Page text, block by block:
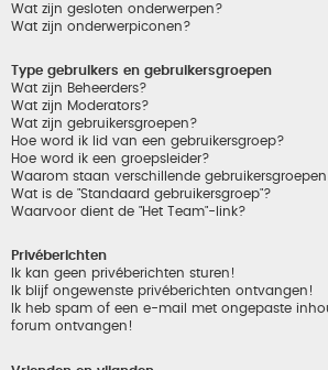
Wat zijn gesloten onderwerpen?
Wat zijn onderwerpiconen?
Type gebruikers en gebruikersgroepen
Wat zijn Beheerders?
Wat zijn Moderators?
Wat zijn gebruikersgroepen?
Hoe word ik lid van een gebruikersgroep?
Hoe word ik een groepsleider?
Waarom staan verschillende
Wat is de "Standaard gebruikersgroep"?
Waarvoor dient de "Het Team"-link?
Privéberichten
Ik kan geen privéberichten sturen!
Ik blijf ongewenste privéberichten ontvangen!
Ik heb spam of een e-mail met ongepaste
forum ontvangen!